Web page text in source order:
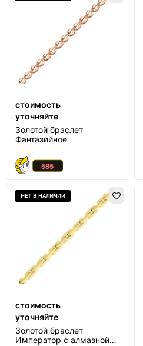
стоимость
уточняйте
Золотой браслет
Фантазийное
НЕТ В НАЛИЧИИ
стоимость
уточняйте
Золотой браслет
Император с алмазной